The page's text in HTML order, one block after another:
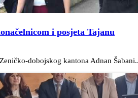
i posjeta Tajanu
dobojskog kantona Adnan